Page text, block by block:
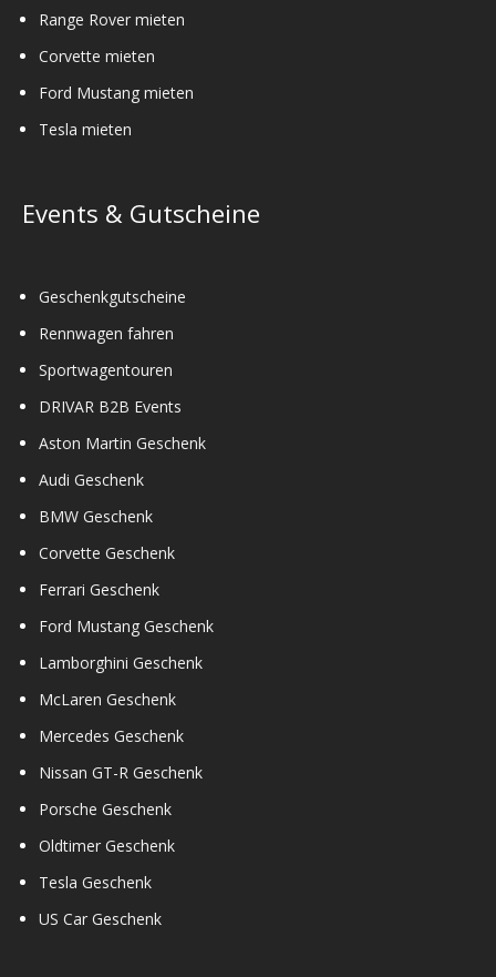
Range Rover mieten
Corvette mieten
Ford Mustang mieten
Tesla mieten
Events & Gutscheine
Geschenkgutscheine
Rennwagen fahren
Sportwagentouren
DRIVAR B2B Events
Aston Martin Geschenk
Audi Geschenk
BMW Geschenk
Corvette Geschenk
Ferrari Geschenk
Ford Mustang Geschenk
Lamborghini Geschenk
McLaren Geschenk
Mercedes Geschenk
Nissan GT-R Geschenk
Porsche Geschenk
Oldtimer Geschenk
Tesla Geschenk
US Car Geschenk